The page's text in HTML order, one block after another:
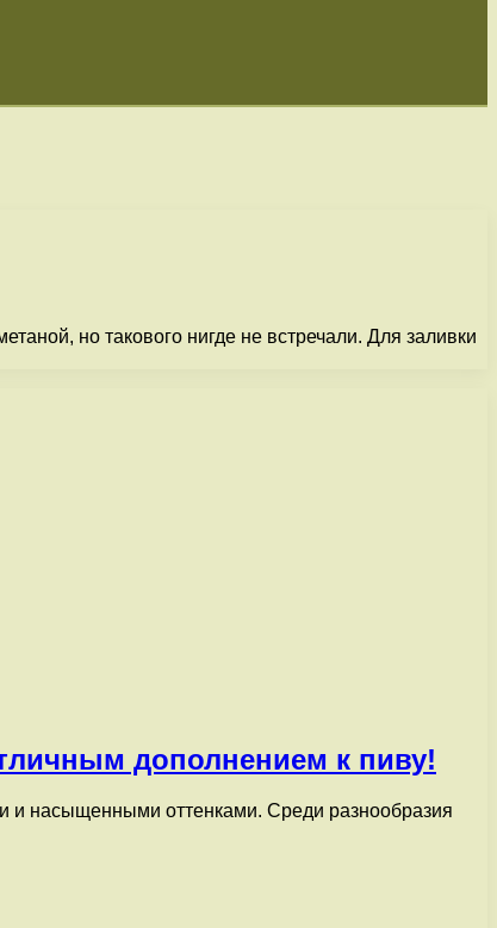
но такового нигде не встречали. Для заливки
дополнением к пиву!
и насыщенными оттенками. Среди разнообразия